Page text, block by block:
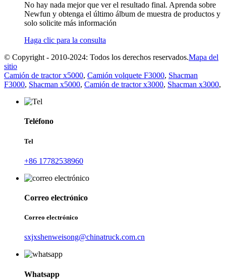
No hay nada mejor que ver el resultado final. Aprenda sobre
Newfun y obtenga el último álbum de muestra de productos y
solo solicite más información
Haga clic para la consulta
© Copyright - 2010-2024: Todos los derechos reservados.Mapa del
sitio
Camión de tractor x5000, Camión volquete F3000, Shacman
F3000, Shacman x5000, Camión de tractor x3000, Shacman x3000,
Teléfono
Tel
+86 17782538960
Correo electrónico
Correo electrónico
sxjxshenweisong@chinatruck.com.cn
Whatsapp